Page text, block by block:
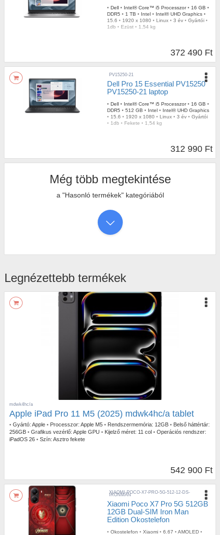
• Dell • Intel® Core™ i5 Processzor • 16 GB •
DDR5 • 1 TB • Intel • Intel® UHD Graphics •
15.6 • 1920 x 1080 • Linux • 3 év • Gyártói •
1db • Ezüst • 1,54 kg
372 490 Ft
PV15250-21
Dell Pro 15 Essential PV15250
PV15250-21 laptop
• Dell • Intel® Core™ i5 Processzor • 16 GB •
DDR5 • 512 GB • Intel • Intel® UHD Graphics
• 15.6 • 1920 x 1080 • Linux • 3 év • Gyártói
• 1db • Fekete • 1,54 kg
312 990 Ft
Még több megtekintése
a "Hasonló termékek" kategóriából
Legnézettebb termékek
mdwk4hc/a
Apple iPad Pro 11 M5 (2025) mdwk4hc/a tablet
• Gyártó: Apple • Processzor: Apple M5 • Rendszermemória: 12GB • Belső háttértár:
256GB • Grafikus vezérlő: Apple GPU • Kijelző méret: 11 col • Operációs rendszer:
iPadOS 26 • Szín: Asztro fekete
542 900 Ft
XIAOMI-POCO-X7-PRO-5G-512-12-DS-
IRONMAN
Xiaomi Poco X7 Pro 5G 512GB
12GB Dual-SIM Iron Man
Edition Okostelefon
• Okostelefon • Xiaomi • 6.67 • AMOLED •